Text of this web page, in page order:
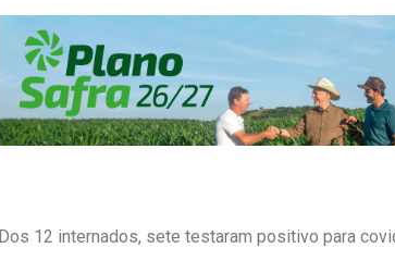
Dos 12 internados, sete testaram positivo para